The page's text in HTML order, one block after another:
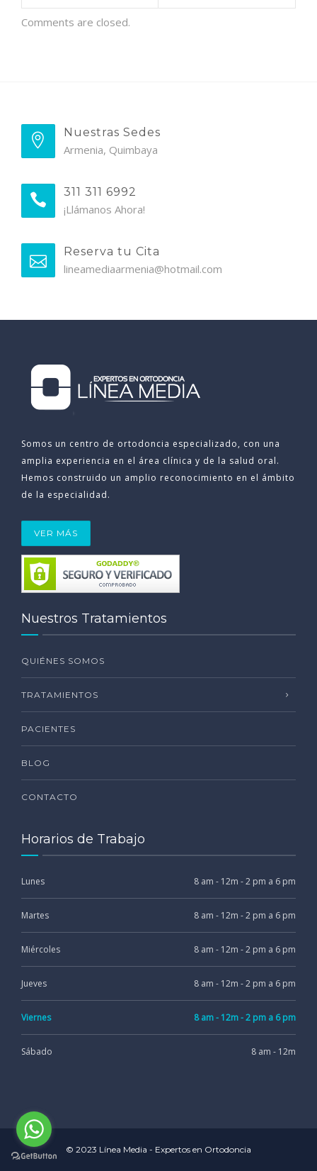
Comments are closed.
Nuestras Sedes
Armenia, Quimbaya
311 311 6992
¡Llámanos Ahora!
Reserva tu Cita
lineamediaarmenia@hotmail.com
Somos un centro de ortodoncia especializado, con una
amplia experiencia en el área clínica y de la salud oral.
Hemos construido un amplio reconocimiento en el ámbito
de la especialidad.
VER MÁS
Nuestros Tratamientos
QUIÉNES SOMOS
TRATAMIENTOS
PACIENTES
BLOG
CONTACTO
Horarios de Trabajo
Lunes 8 am - 12m - 2 pm a 6 pm
Martes 8 am - 12m - 2 pm a 6 pm
Miércoles 8 am - 12m - 2 pm a 6 pm
Jueves 8 am - 12m - 2 pm a 6 pm
Viernes 8 am - 12m - 2 pm a 6 pm
Sábado 8 am - 12m
© 2023 Línea Media - Expertos en Ortodoncia